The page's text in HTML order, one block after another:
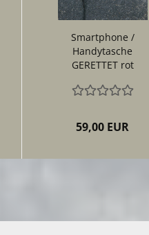
Smartphone /
Handytasche
GERETTET rot
59,00 EUR